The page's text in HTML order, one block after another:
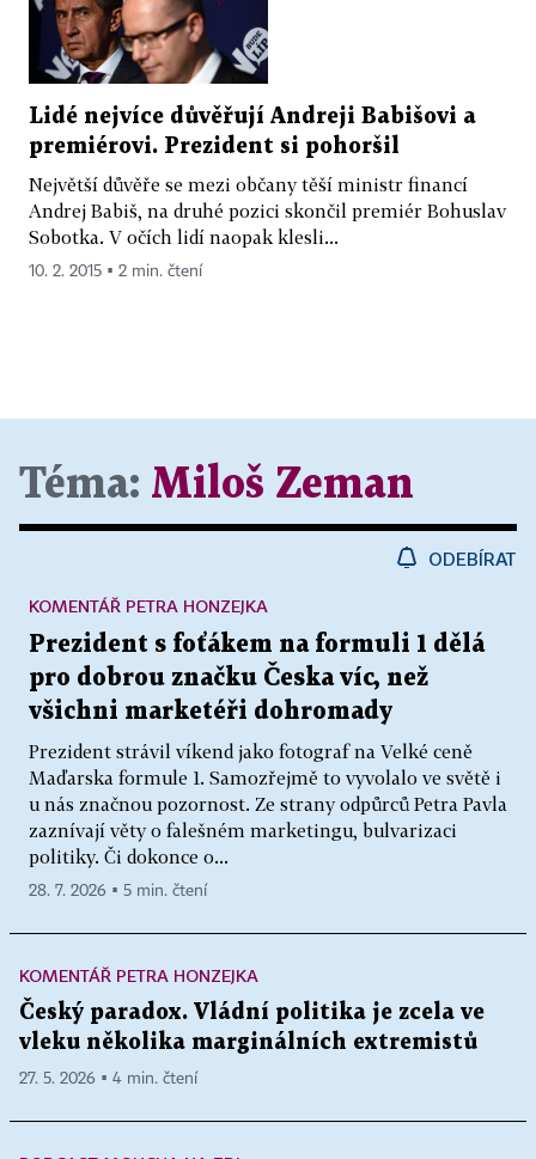
Lidé nejvíce důvěřují Andreji Babišovi a
premiérovi. Prezident si pohoršil
Největší důvěře se mezi občany těší ministr financí
Andrej Babiš, na druhé pozici skončil premiér Bohuslav
Sobotka. V očích lidí naopak klesli...
10. 2. 2015 ▪ 2 min. čtení
Téma: Miloš Zeman
ODEBÍRAT
Prezident s foťákem na formuli 1 dělá
pro dobrou značku Česka víc, než
všichni marketéři dohromady
Prezident strávil víkend jako fotograf na Velké ceně
Maďarska formule 1. Samozřejmě to vyvolalo ve světě i
u nás značnou pozornost. Ze strany odpůrců Petra Pavla
zaznívají věty o falešném marketingu, bulvarizaci
politiky. Či dokonce o...
KOMENTÁŘ PETRA HONZEJKA
28. 7. 2026 ▪ 5 min. čtení
KOMENTÁŘ PETRA HONZEJKA
Český paradox. Vládní politika je zcela ve
vleku několika marginálních extremistů
27. 5. 2026 ▪ 4 min. čtení